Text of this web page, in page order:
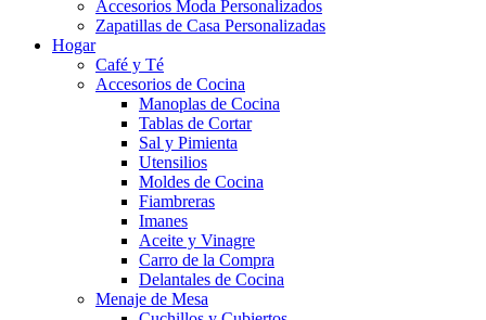
Accesorios Moda Personalizados
Zapatillas de Casa Personalizadas
Hogar
Café y Té
Accesorios de Cocina
Manoplas de Cocina
Tablas de Cortar
Sal y Pimienta
Utensilios
Moldes de Cocina
Fiambreras
Imanes
Aceite y Vinagre
Carro de la Compra
Delantales de Cocina
Menaje de Mesa